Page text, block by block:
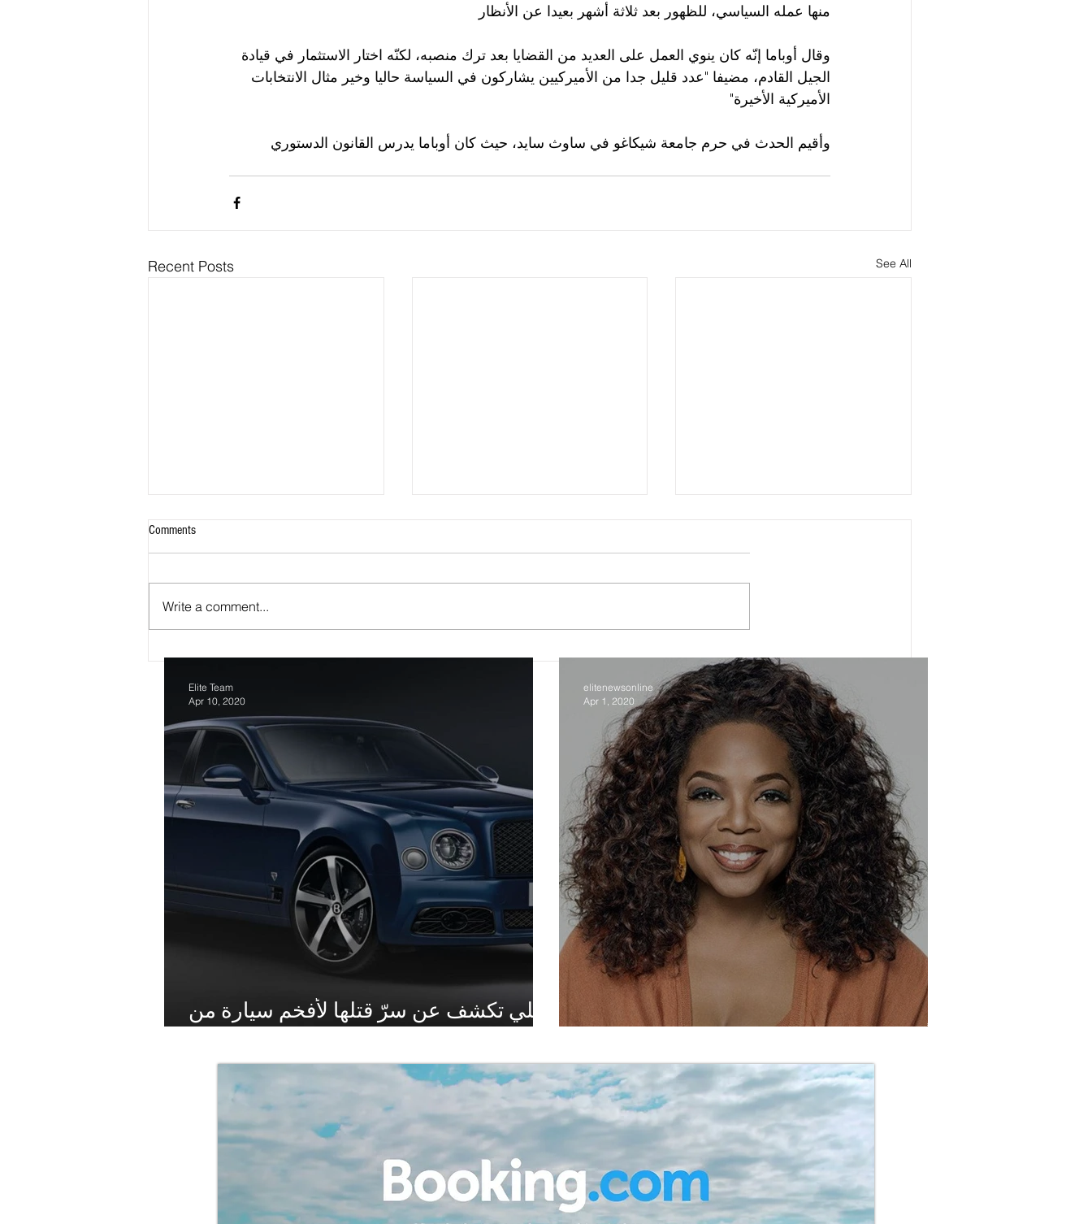
منها عمله السياسي، للظهور بعد ثلاثة أشهر بعيدا عن الأنظار
وقال أوباما إنّه كان ينوي العمل على العديد من القضايا بعد ترك منصبه، لكنّه اختار الاستثمار في قيادة
الجيل القادم، مضيفا "عدد قليل جدا من الأميركيين يشاركون في السياسة حاليا وخير مثال الانتخابات
الأميركية الأخيرة"
وأقيم الحدث في حرم جامعة شيكاغو في ساوث سايد، حيث كان أوباما يدرس القانون الدستوري
Recent Posts See All
الرئيس المصري يعفو عن قاتل
الأمم المتحدة تحذر: كورونا يهدد
ترامب يصف كاتب بيان صيني
بـالمعتوه
Comments
Write a comment...
بنتلي تكشف عن سرّ قتلها لأفخم سيارة من
Elite Team
Apr 10, 2020
elitenewsonline
Apr 1, 2020